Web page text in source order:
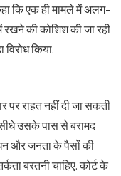
कि एक ही मामले में अलग-
की कोशिश की जा रही
किया.
राहत नहीं दी जा सकती
उसके पास से बरामद
और जनता के पैसों की
बरतनी चाहिए. कोर्ट के